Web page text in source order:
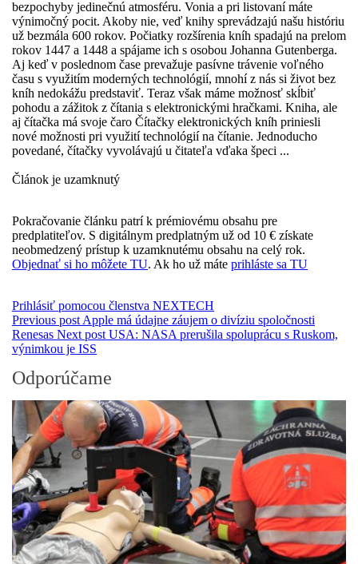
bezpochyby jedinečnú atmosféru. Vonia a pri listovaní máte
výnimočný pocit. Akoby nie, veď knihy sprevádzajú našu históriu
už bezmála 600 rokov. Počiatky rozšírenia kníh spadajú na prelom
rokov 1447 a 1448 a spájame ich s osobou Johanna Gutenberga.
Aj keď v poslednom čase prevažuje pasívne trávenie voľného
času s využitím moderných technológií, mnohí z nás si život bez
kníh nedokážu predstaviť. Teraz však máme možnosť skĺbiť
pohodu a zážitok z čítania s elektronickými hračkami. Kniha, ale
aj čítačka má svoje čaro Čítačky elektronických kníh priniesli
nové možnosti pri využití technológií na čítanie. Jednoducho
povedané, čítačky vyvolávajú u čitateľa vďaka špeci ...
Článok je uzamknutý
Pokračovanie článku patrí k prémiovému obsahu pre
predplatiteľov. S digitálnym predplatným už od 10 € získate
neobmedzený prístup k uzamknutému obsahu na celý rok.
Objednať si ho môžete TU. Ak ho už máte prihláste sa TU
Prihlásiť pomocou členstva NEXTECH
Previous post Apple má údajne záujem o divíziu spoločnosti
Renesas Next post USA: NASA prerušila spoluprácu s Ruskom,
výnimkou je ISS
Odporúčame